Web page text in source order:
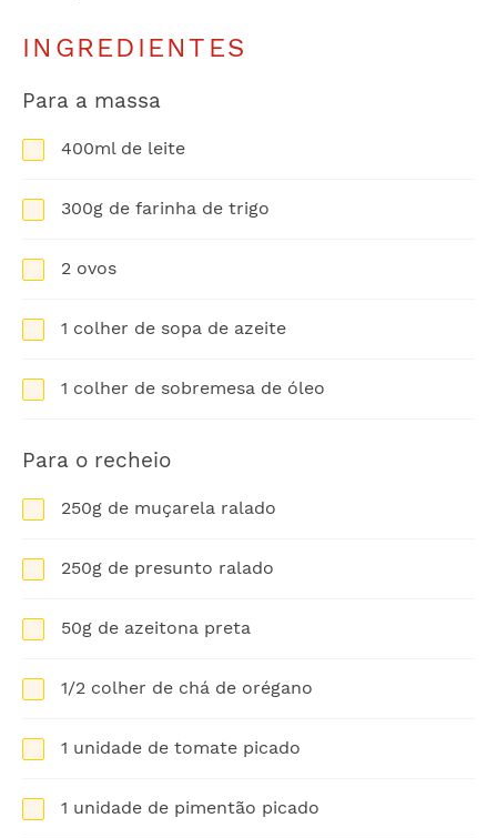
INGREDIENTES
Para a massa
400ml de leite
300g de farinha de trigo
2 ovos
1 colher de sopa de azeite
1 colher de sobremesa de óleo
Para o recheio
250g de muçarela ralado
250g de presunto ralado
50g de azeitona preta
1/2 colher de chá de orégano
1 unidade de tomate picado
1 unidade de pimentão picado